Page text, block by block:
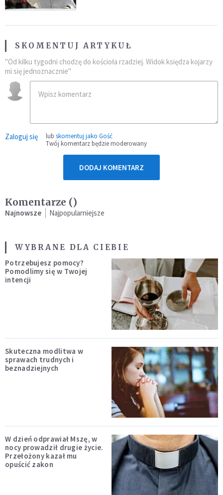
SKOMENTUJ ARTYKUŁ
"Od kilku tygodni chodzę do kościoła rzadziej. Widok księdza kojarzy
mi się jednoznacznie"
Zaloguj się lub skomentuj jako Gość
Twój komentarz będzie moderowany
DODAJ KOMENTARZ
Komentarze ()
Najnowsze Najpopularniejsze
WYBRANE DLA CIEBIE
Potrzebujesz pomocy?
Pomodlimy się w Twojej
intencji
Skuteczna modlitwa w
sprawach trudnych i
beznadziejnych
W dzień odprawiał Mszę, w
nocy prowadził drugie życie.
Przełożony kazał mu
opuścić zakon